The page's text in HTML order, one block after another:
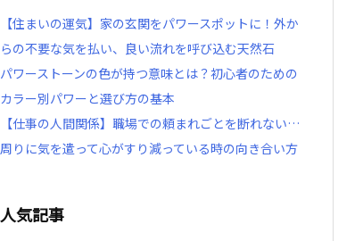
【住まいの運気】家の玄関をパワースポットに！外か
らの不要な気を払い、良い流れを呼び込む天然石
パワーストーンの色が持つ意味とは？初心者のための
カラー別パワーと選び方の基本
【仕事の人間関係】職場での頼まれごとを断れない…
周りに気を遣って心がすり減っている時の向き合い方
人気記事